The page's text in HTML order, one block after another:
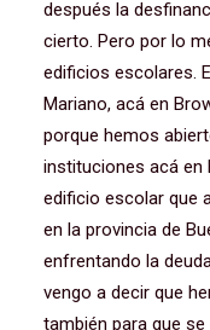
después la
cierto. Pero por lo
edificios escolares.
Mariano, acá en
porque hemos
instituciones acá en
edificio escolar que
en la provincia de
enfrentando la
vengo a decir que
también para que